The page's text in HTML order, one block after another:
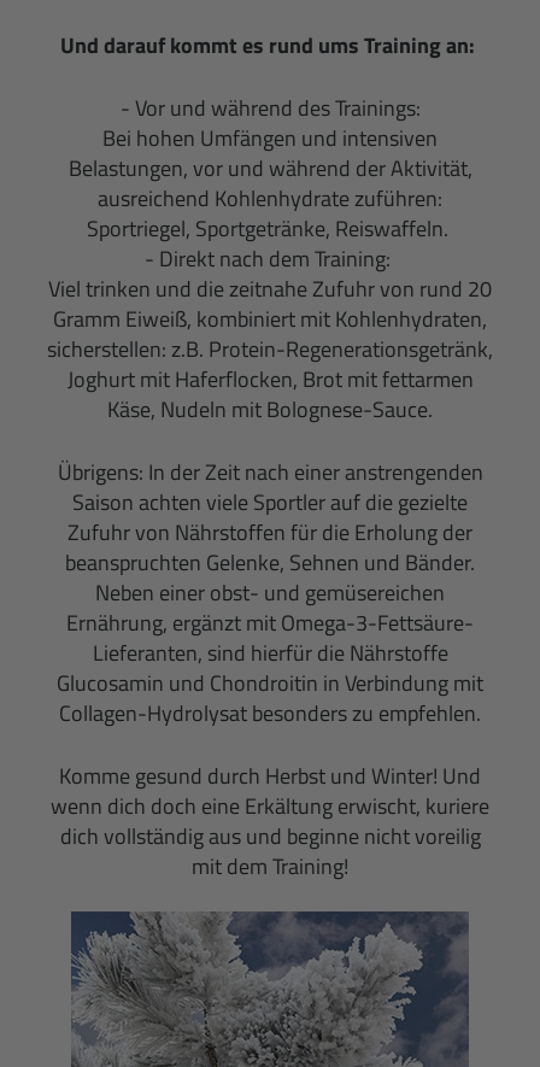
Und darauf kommt es rund ums Training an:
- Vor und während des Trainings:
Bei hohen Umfängen und intensiven
Belastungen, vor und während der Aktivität,
ausreichend Kohlenhydrate zuführen:
Sportriegel, Sportgetränke, Reiswaffeln.
- Direkt nach dem Training:
Viel trinken und die zeitnahe Zufuhr von rund 20
Gramm Eiweiß, kombiniert mit Kohlenhydraten,
sicherstellen: z.B. Protein-Regenerationsgetränk,
Joghurt mit Haferflocken, Brot mit fettarmen
Käse, Nudeln mit Bolognese-Sauce.
Übrigens: In der Zeit nach einer anstrengenden
Saison achten viele Sportler auf die gezielte
Zufuhr von Nährstoffen für die Erholung der
beanspruchten Gelenke, Sehnen und Bänder.
Neben einer obst- und gemüsereichen
Ernährung, ergänzt mit Omega-3-Fettsäure-
Lieferanten, sind hierfür die Nährstoffe
Glucosamin und Chondroitin in Verbindung mit
Collagen-Hydrolysat besonders zu empfehlen.
Komme gesund durch Herbst und Winter! Und
wenn dich doch eine Erkältung erwischt, kuriere
dich vollständig aus und beginne nicht voreilig
mit dem Training!